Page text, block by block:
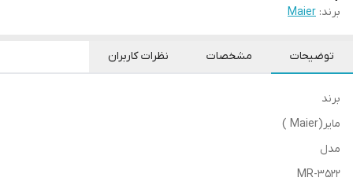
برند: Maier
توضیحات مشخصات نظرات کاربران
برند
مایر(Maier )
مدل
MR-3522